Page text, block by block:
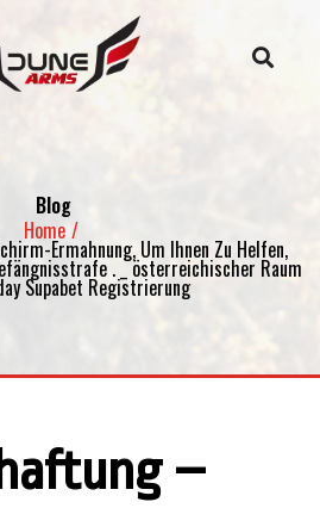
Blog
Home /
Ermahnung, Um Ihnen Zu Helfen,
. _ österreichischer Raum
Supabet Registrierung
–